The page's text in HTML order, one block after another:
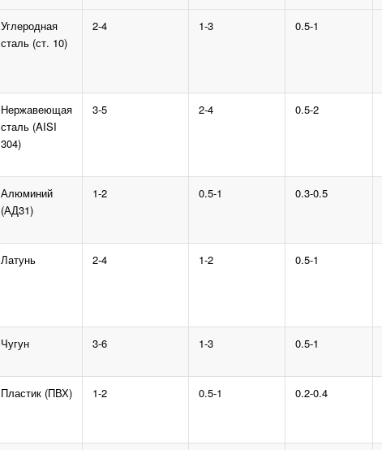
Углеродная
сталь (ст. 10)
2-4 1-3 0.5-1
Нержавеющая
сталь (AISI
304)
3-5 2-4 0.5-2
Алюминий
(АД31)
1-2 0.5-1 0.3-0.5
Латунь 2-4 1-2 0.5-1
Чугун 3-6 1-3 0.5-1
Пластик (ПВХ) 1-2 0.5-1 0.2-0.4